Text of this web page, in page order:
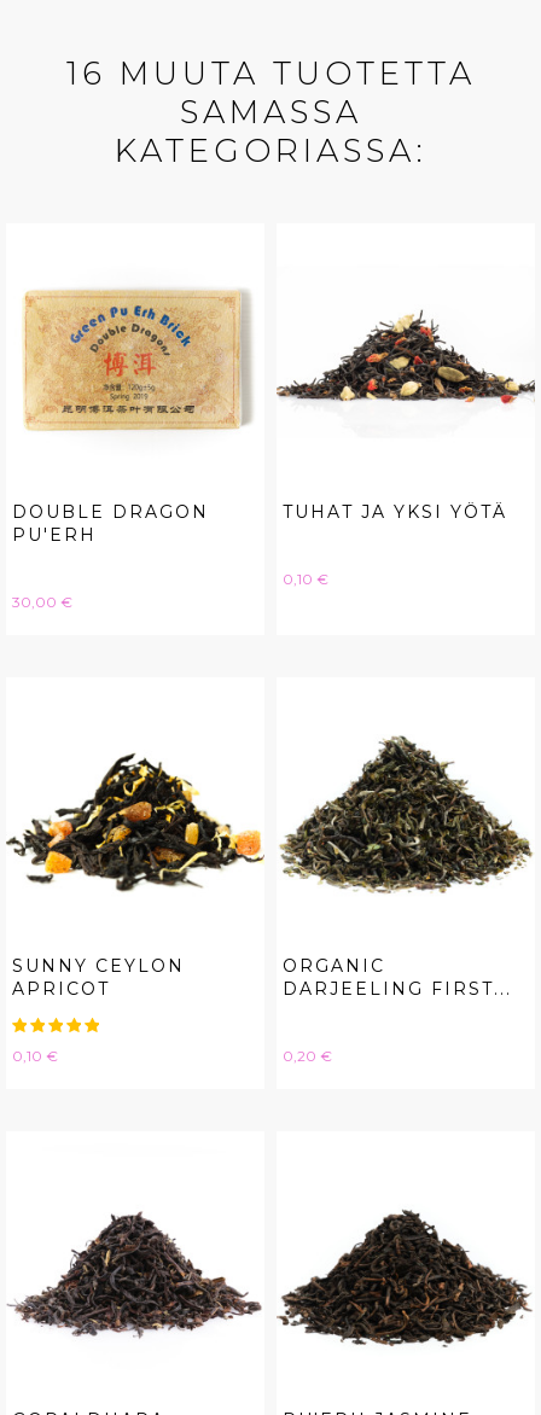
16 MUUTA TUOTETTA
SAMASSA
KATEGORIASSA:
DOUBLE DRAGON
PU'ERH
Hinta
30,00 €
TUHAT JA YKSI YÖTÄ
Hinta
0,10 €
SUNNY CEYLON
APRICOT
Hinta
0,10 €
ORGANIC
DARJEELING FIRST...
Hinta
0,20 €